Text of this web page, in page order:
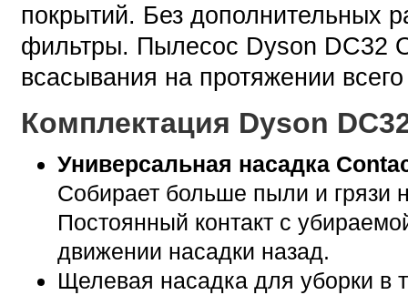
покрытий. Без дополнительных
фильтры. Пылесос Dyson DC32
всасывания на протяжении
Комплектация Dyson
Универсальная насадка
Собирает больше пыли и грязи
Постоянный контакт с
движении насадки назад.
Щелевая насадка для уборки в